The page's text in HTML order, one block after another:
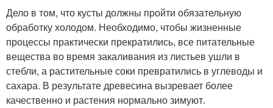
Дело в том, что кусты должны пройти обязательную
обработку холодом. Необходимо, чтобы жизненные
процессы практически прекратились, все питательные
вещества во время закаливания из листьев ушли в
стебли, а растительные соки превратились в углеводы и
сахара. В результате древесина вызревает более
качественно и растения нормально зимуют.